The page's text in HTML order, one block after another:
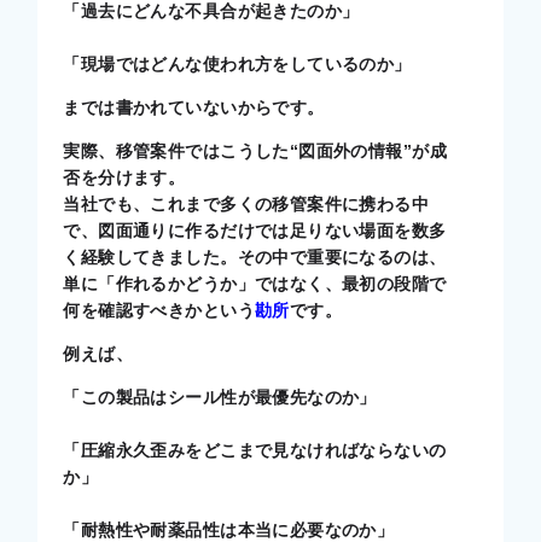
「過去にどんな不具合が起きたのか」
「現場ではどんな使われ方をしているのか」
までは書かれていないからです。
実際、移管案件ではこうした“図面外の情報”が成
否を分けます。
当社でも、これまで多くの移管案件に携わる中
で、図面通りに作るだけでは足りない場面を数多
く経験してきました。その中で重要になるのは、
単に「作れるかどうか」ではなく、最初の段階で
何を確認すべきかという勘所です。
例えば、
「この製品はシール性が最優先なのか」
「圧縮永久歪みをどこまで見なければならないの
か」
「耐熱性や耐薬品性は本当に必要なのか」